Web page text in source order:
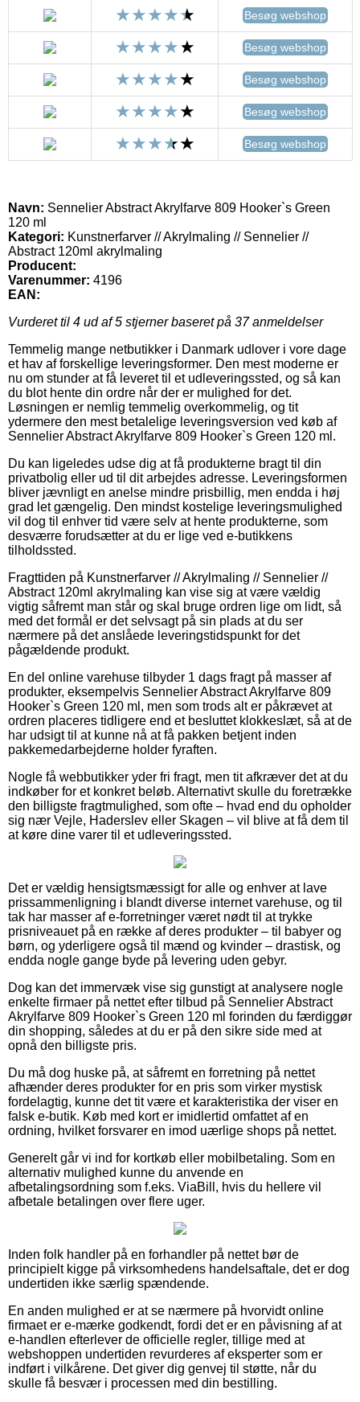
Besøg webshop
Besøg webshop
Besøg webshop
Besøg webshop
Besøg webshop
Navn: Sennelier Abstract Akrylfarve 809 Hooker`s Green
120 ml
Kategori: Kunstnerfarver // Akrylmaling // Sennelier //
Abstract 120ml akrylmaling
Producent:
Varenummer: 4196
EAN:
Vurderet til 4 ud af 5 stjerner baseret på 37anmeldelser
Temmelig mange netbutikker i Danmark udlover i vore dage
et hav af forskellige leveringsformer. Den mest moderne er
nu om stunder at få leveret til et udleveringssted, og så kan
du blot hente din ordre når der er mulighed for det.
Løsningen er nemlig temmelig overkommelig, og tit
ydermere den mest betalelige leveringsversion ved køb af
Sennelier Abstract Akrylfarve 809 Hooker`s Green 120 ml.
Du kan ligeledes udse dig at få produkterne bragt til din
privatbolig eller ud til dit arbejdes adresse. Leveringsformen
bliver jævnligt en anelse mindre prisbillig, men endda i høj
grad let gængelig. Den mindst kostelige leveringsmulighed
vil dog til enhver tid være selv at hente produkterne, som
desværre forudsætter at du er lige ved e-butikkens
tilholdssted.
Fragttiden på Kunstnerfarver // Akrylmaling // Sennelier //
Abstract 120ml akrylmaling kan vise sig at være vældig
vigtig såfremt man står og skal bruge ordren lige om lidt, så
med det formål er det selvsagt på sin plads at du ser
nærmere på det anslåede leveringstidspunkt for det
pågældende produkt.
En del online varehuse tilbyder 1 dags fragt på masser af
produkter, eksempelvis Sennelier Abstract Akrylfarve 809
Hooker`s Green 120 ml, men som trods alt er påkrævet at
ordren placeres tidligere end et besluttet klokkeslæt, så at de
har udsigt til at kunne nå at få pakken betjent inden
pakkemedarbejderne holder fyraften.
Nogle få webbutikker yder fri fragt, men tit afkræver det at du
indkøber for et konkret beløb. Alternativt skulle du foretrække
den billigste fragtmulighed, som ofte – hvad end du opholder
sig nær Vejle, Haderslev eller Skagen – vil blive at få dem til
at køre dine varer til et udleveringssted.
Det er vældig hensigtsmæssigt for alle og enhver at lave
prissammenligning i blandt diverse internet varehuse, og til
tak har masser af e-forretninger været nødt til at trykke
prisniveauet på en række af deres produkter – til babyer og
børn, og yderligere også til mænd og kvinder – drastisk, og
endda nogle gange byde på levering uden gebyr.
Dog kan det immervæk vise sig gunstigt at analysere nogle
enkelte firmaer på nettet efter tilbud på Sennelier Abstract
Akrylfarve 809 Hooker`s Green 120 ml forinden du færdiggør
din shopping, således at du er på den sikre side med at
opnå den billigste pris.
Du må dog huske på, at såfremt en forretning på nettet
afhænder deres produkter for en pris som virker mystisk
fordelagtig, kunne det tit være et karakteristika der viser en
falsk e-butik. Køb med kort er imidlertid omfattet af en
ordning, hvilket forsvarer en imod uærlige shops på nettet.
Generelt går vi ind for kortkøb eller mobilbetaling. Som en
alternativ mulighed kunne du anvende en
afbetalingsordning som f.eks. ViaBill, hvis du hellere vil
afbetale betalingen over flere uger.
Inden folk handler på en forhandler på nettet bør de
principielt kigge på virksomhedens handelsaftale, det er dog
undertiden ikke særlig spændende.
En anden mulighed er at se nærmere på hvorvidt online
firmaet er e-mærke godkendt, fordi det er en påvisning af at
e-handlen efterlever de officielle regler, tillige med at
webshoppen undertiden revurderes af eksperter som er
indført i vilkårene. Det giver dig genvej til støtte, når du
skulle få besvær i processen med din bestilling.